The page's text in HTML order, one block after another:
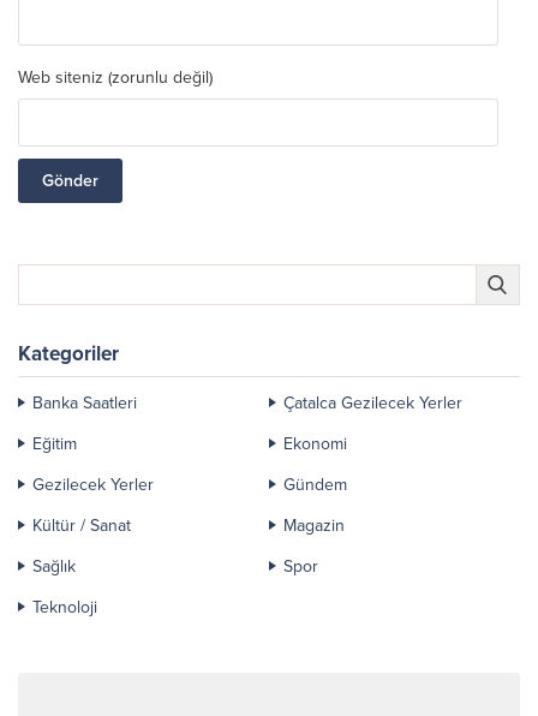
Web siteniz (zorunlu değil)
Kategoriler
Banka Saatleri
Çatalca Gezilecek Yerler
Eğitim
Ekonomi
Gezilecek Yerler
Gündem
Kültür / Sanat
Magazin
Sağlık
Spor
Teknoloji